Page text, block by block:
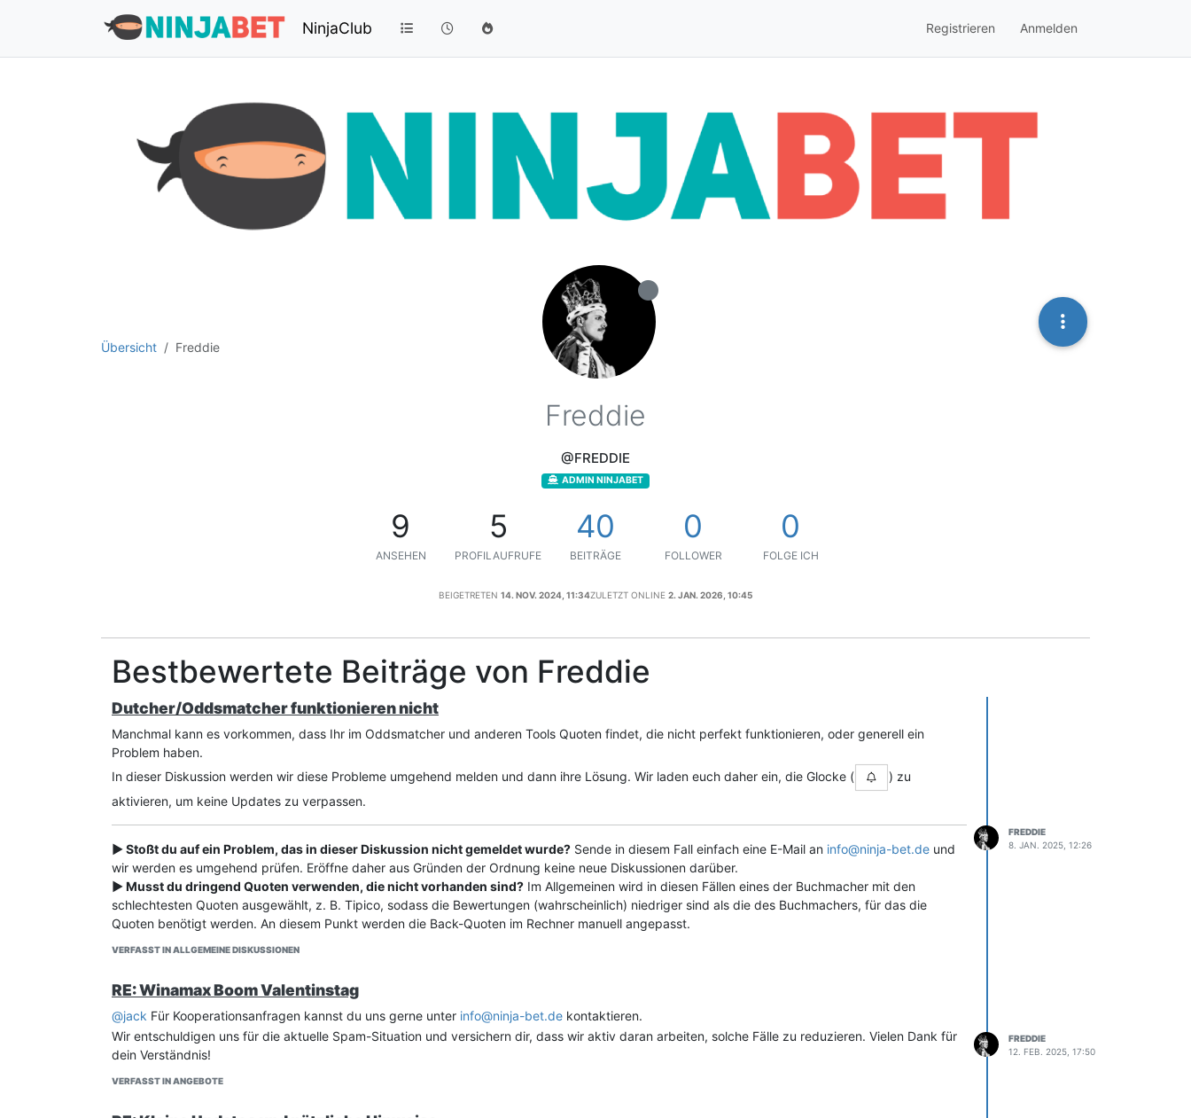
NinjaClub Registrieren Anmelden
Übersicht Freddie
Freddie
@FREDDIE
ADMIN NINJABET
9
ANSEHEN
5
PROFILAUFRUFE
40
BEITRÄGE
0
FOLLOWER
0
FOLGE ICH
BEIGETRETEN 14. NOV. 2024, 11:34ZULETZT ONLINE 2. JAN. 2026, 10:45
Bestbewertete Beiträge von Freddie
Dutcher/Oddsmatcher funktionieren nicht
Manchmal kann es vorkommen, dass Ihr im Oddsmatcher und anderen Tools Quoten findet, die nicht perfekt funktionieren, oder generell ein
Problem haben.
In dieser Diskussion werden wir diese Probleme umgehend melden und dann ihre Lösung. Wir laden euch daher ein, die Glocke (
) zu
aktivieren, um keine Updates zu verpassen.
► Stoßt du auf ein Problem, das in dieser Diskussion nicht gemeldet wurde? Sende in diesem Fall einfach eine E-Mail an info@ninja-bet.de und
wir werden es umgehend prüfen. Eröffne daher aus Gründen der Ordnung keine neue Diskussionen darüber.
► Musst du dringend Quoten verwenden, die nicht vorhanden sind? Im Allgemeinen wird in diesen Fällen eines der Buchmacher mit den
schlechtesten Quoten ausgewählt, z. B. Tipico, sodass die Bewertungen (wahrscheinlich) niedriger sind als die des Buchmachers, für das die
Quoten benötigt werden. An diesem Punkt werden die Back-Quoten im Rechner manuell angepasst.
VERFASST IN ALLGEMEINE DISKUSSIONEN
FREDDIE
8. JAN. 2025, 12:26
RE: Winamax Boom Valentinstag
@jack Für Kooperationsanfragen kannst du uns gerne unter info@ninja-bet.de kontaktieren.
Wir entschuldigen uns für die aktuelle Spam-Situation und versichern dir, dass wir aktiv daran arbeiten, solche Fälle zu reduzieren. Vielen Dank für
dein Verständnis!
VERFASST IN ANGEBOTE
FREDDIE
12. FEB. 2025, 17:50